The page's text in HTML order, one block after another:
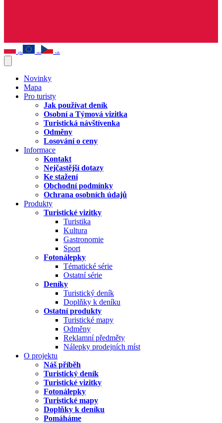
pln eur czk
Novinky
Mapa
Pro turisty
Jak používat deník
Osobní a Týmová vizitka
Turistická návštívenka
Odměny
Losování o ceny
Informace
Kontakt
Nejčastější dotazy
Ke stažení
Obchodní podmínky
Ochrana osobních údajů
Produkty
Turistické vizitky
Turistika
Kultura
Gastronomie
Sport
Fotonálepky
Tématické série
Ostatní série
Deníky
Turistický deník
Doplňky k deníku
Ostatní produkty
Turistické mapy
Odměny
Reklamní předměty
Nálepky prodejních míst
O projektu
Náš příběh
Turistický deník
Turistické vizitky
Fotonálepky
Turistické mapy
Doplňky k deníku
Pomáháme